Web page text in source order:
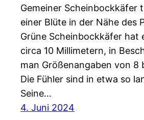
Gemeiner Scheinbockkäfer
einer Blüte in der Nähe des
Grüne Scheinbockkäfer hat
circa 10 Millimetern, in
man Größenangaben von 8
Die Fühler sind in etwa so
Seine…
4. Juni 2024